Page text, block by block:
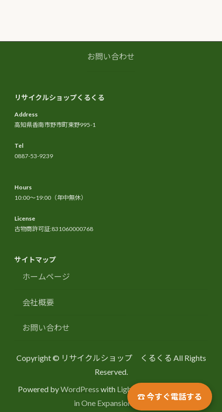
お問い合わせ
リサイクルショップくるくる
Address
高知県香南市野市町東野995-1
Tel
0887-53-9239
Hours
10:00〜19:00（年中無休）
License
古物商許可証:831060000768
サイトマップ
ホームページ
会社概要
お問い合わせ
Copyright © リサイクルショップ くるくる All Rights
Reserved.
Powered byWordPress with Lightning Theme
in One Expansion Unit
☎ 今すぐ電話する